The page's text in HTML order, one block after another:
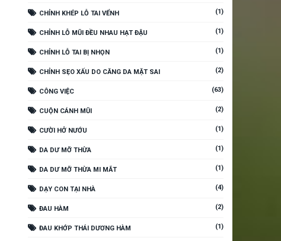
CHỈNH KHÉP LỖ TAI VỂNH (1)
CHỈNH LỖ MŨI ĐỀU NHAU HẠT ĐẬU (1)
CHỈNH LỖ TAI BỊ NHỌN (1)
CHỈNH SẸO XẤU DO CĂNG DA MẶT SAI (2)
CÔNG VIỆC (63)
CUỘN CÁNH MŨI (2)
CƯỜI HỞ NƯỚU (1)
DA DƯ MỠ THỪA (1)
DA DƯ MỠ THỪA MI MẮT (1)
DẠY CON TẠI NHÀ (4)
ĐAU HÀM (2)
ĐAU KHỚP THÁI DƯƠNG HÀM (1)